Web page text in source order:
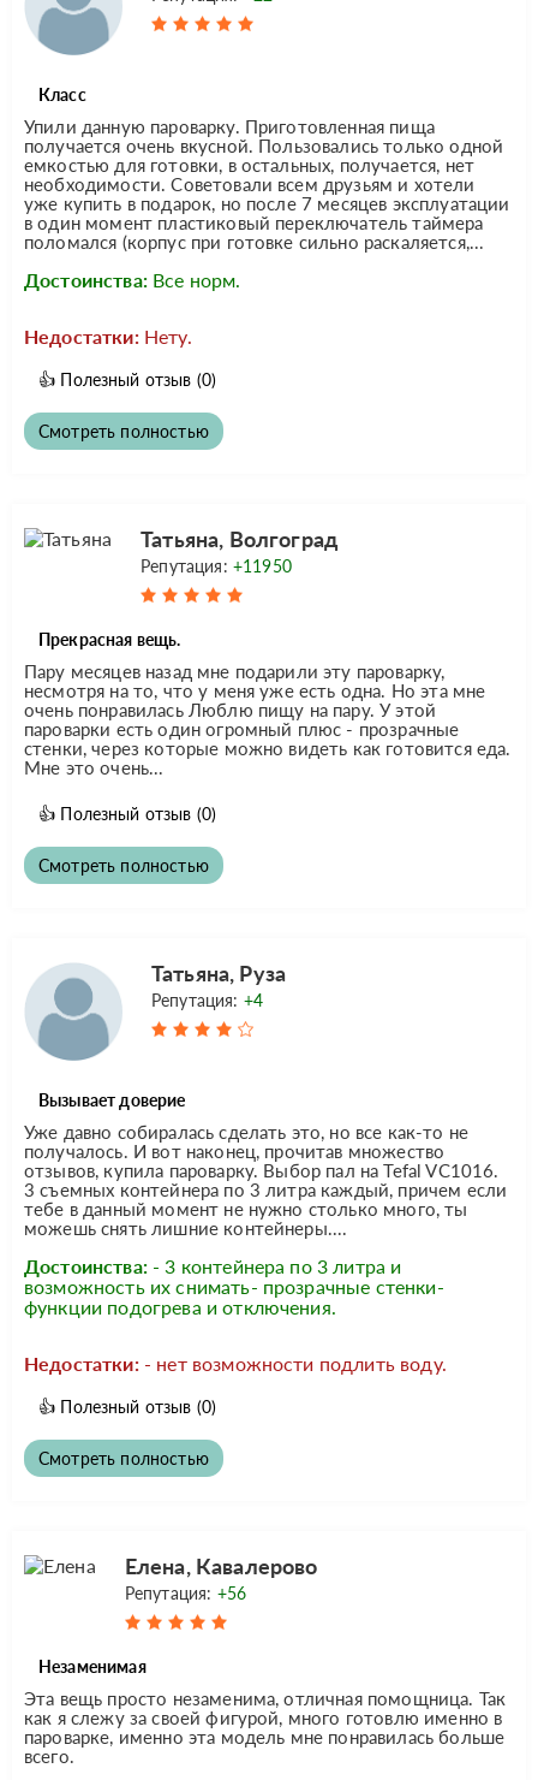
Класс
Упили данную пароварку. Приготовленная пища
получается очень вкусной. Пользовались только одной
емкостью для готовки, в остальных, получается, нет
необходимости. Советовали всем друзьям и хотели
уже купить в подарок, но после 7 месяцев эксплуатации
в один момент пластиковый переключатель таймера
поломался (корпус при готовке сильно раскаляется,...
Достоинства: Все норм.
Недостатки: Нету.
👍 Полезный отзыв (0)
Смотреть полностью
Татьяна, Волгоград
Репутация: +11950
Прекрасная вещь.
Пару месяцев назад мне подарили эту пароварку,
несмотря на то, что у меня уже есть одна. Но эта мне
очень понравилась Люблю пищу на пару. У этой
пароварки есть один огромный плюс - прозрачные
стенки, через которые можно видеть как готовится еда.
Мне это очень...
👍 Полезный отзыв (0)
Смотреть полностью
Татьяна, Руза
Репутация: +4
Вызывает доверие
Уже давно собиралась сделать это, но все как-то не
получалось. И вот наконец, прочитав множество
отзывов, купила пароварку. Выбор пал на Tefal VC1016.
3 съемных контейнера по 3 литра каждый, причем если
тебе в данный момент не нужно столько много, ты
можешь снять лишние контейнеры....
Достоинства: - 3 контейнера по 3 литра и
возможность их снимать- прозрачные стенки-
функции подогрева и отключения.
Недостатки: - нет возможности подлить воду.
👍 Полезный отзыв (0)
Смотреть полностью
Елена, Кавалерово
Репутация: +56
Незаменимая
Эта вещь просто незаменима, отличная помощница. Так
как я слежу за своей фигурой, много готовлю именно в
пароварке, именно эта модель мне понравилась больше
всего.